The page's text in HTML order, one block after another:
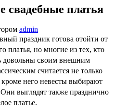
свадебные платья
admin
праздник готова отойти от
платья, но многие из тех, кто
довольны своим внешним
считается не только
него невесты выбирают
выглядят также празднично
платье.